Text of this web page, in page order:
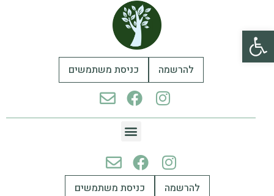
פתח סרגל נגישות
להרשמה כניסת משתמשים
להרשמה כניסת משתמשים